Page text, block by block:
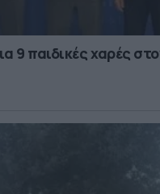
9 παιδικές χαρές